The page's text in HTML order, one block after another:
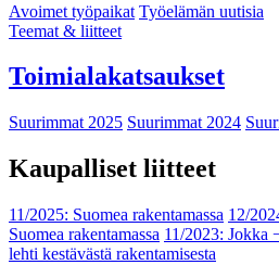
Avoimet työpaikat Työelämän uutisia
Teemat & liitteet
Toimialakatsaukset
Suurimmat 2025 Suurimmat 2024
Kaupalliset liitteet
11/2025: Suomea rakentamassa 12/
Suomea rakentamassa 11/2023: Jokka
lehti kestävästä rakentamisesta